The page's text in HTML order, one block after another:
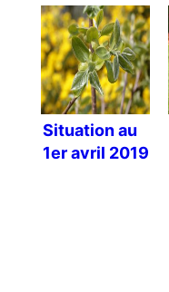
Situation au
1er avril 2019